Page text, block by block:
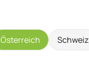
Österreich Schweiz